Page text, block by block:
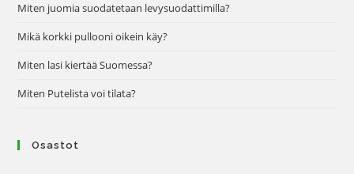
Miten juomia suodatetaan levysuodattimilla?
Mikä korkki pullooni oikein käy?
Miten lasi kiertää Suomessa?
Miten Putelista voi tilata?
Osastot